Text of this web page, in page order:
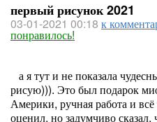
первый рисунок 2021
03-01-2021 00:18 к
понравилось!
а я тут и не показала
рисую))). Это был подарок
Америки, ручная работа и
оценил, но задумчиво